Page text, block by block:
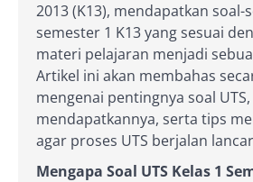
2013 (K13), mendapatkan soal-
semester 1 K13 yang sesuai
materi pelajaran menjadi
Artikel ini akan membahas
mengenai pentingnya soal
mendapatkannya, serta tips
agar proses UTS berjalan
Mengapa Soal UTS Kelas 1